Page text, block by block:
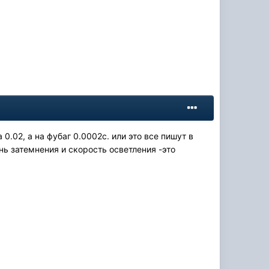
а на фубаг 0.0002с. или это все пишут в
затемнения и скорость осветления -это